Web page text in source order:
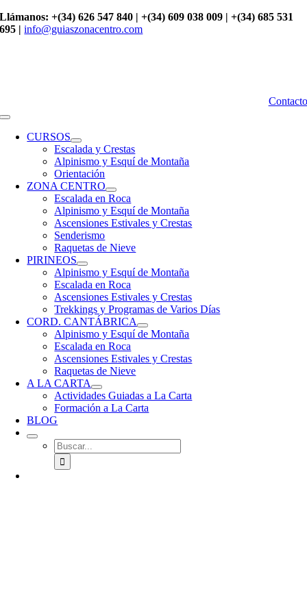
Saltar
al
Llámanos: +(34) 626 547 840 | +(34) 609 038 009 | +(34) 685 531
695 | info@guiaszonacentro.com
Contacto
Toggle
NavigationCURSOS
Escalada y Crestas
Alpinismo y Esquí de Montaña
Orientación
ZONA CENTRO
Escalada en Roca
Alpinismo y Esquí de Montaña
Ascensiones Estivales y Crestas
Senderismo
Raquetas de Nieve
PIRINEOS
Alpinismo y Esquí de Montaña
Escalada en Roca
Ascensiones Estivales y Crestas
Trekkings y Programas de Varios Días
CORD. CANTÁBRICA
Alpinismo y Esquí de Montaña
Escalada en Roca
Ascensiones Estivales y Crestas
Raquetas de Nieve
A LA CARTA
Actividades Guiadas a La Carta
Formación a La Carta
BLOG
Buscar: